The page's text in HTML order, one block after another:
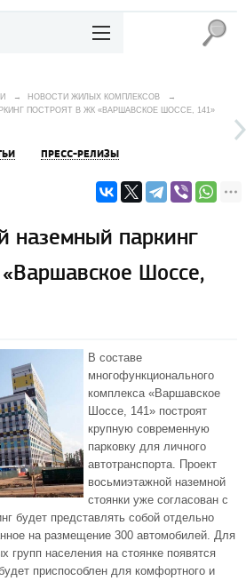
→ НОВОСТИ ЖИЛЫХ КОМПЛЕКСОВ
→
ПОСТРОЯТ В ЖК «ВАРШАВСКОЕ ШОССЕ, 141»
ПРЕСС-РЕЛИЗЫ
наземный паркинг
Шоссе,
В составе
многофункционального
комплекса «Варшавское
Шоссе, 141» построят
крупную современную
парковку для личного
автотранспорта. Проект
восьмиэтажной наземной
стоянки уже согласован с
будет представлять собой отдельно
на размещение 300 автомобилей. Для
групп населения на стоянке появятся
приспособлен для комфортного и